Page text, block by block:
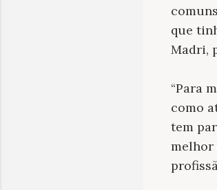
que
Madri,
“Para
como
tem
melhor